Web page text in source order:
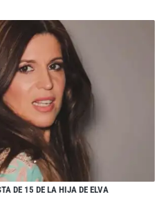
DE 15 DE LA HIJA DE ELVA